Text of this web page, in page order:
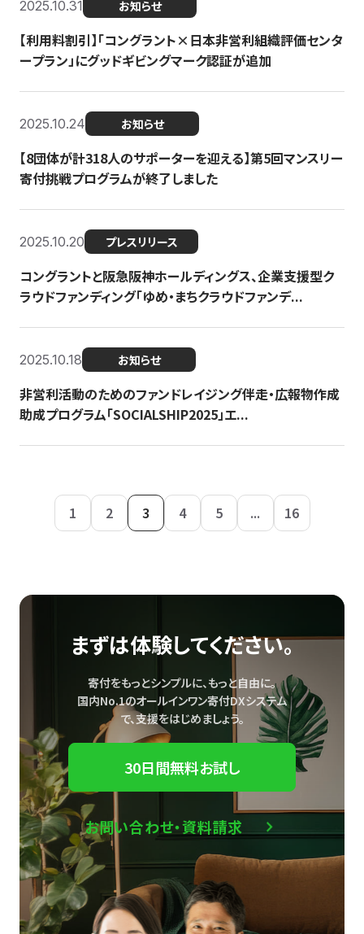
2025.10.31 お知らせ
【利用料割引】「コングラント×日本非営利組織評価センタ
ープラン」にグッドギビングマーク認証が追加
2025.10.24 お知らせ
【8団体が計318人のサポーターを迎える】​​第5回マンスリー
寄付挑戦プログラムが終了しました
2025.10.20 プレスリリース
コングラントと阪急阪神ホールディングス、企業支援型ク
ラウドファンディング「ゆめ・まちクラウドファンデ...
2025.10.18 お知らせ
非営利活動のためのファンドレイジング伴走・広報物作成
助成プログラム「SOCIALSHIP2025」エ...
1 2 3 4 5 ... 16
まずは体験してください。
寄付をもっとシンプルに、もっと自由に。
国内No.1のオールインワン寄付DXシステム
で、支援をはじめましょう。
30日間無料お試し
お問い合わせ・資料請求